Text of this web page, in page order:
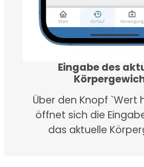
Eingabe des
Über den Knopf `Wert
öffnet sich die
das aktuelle